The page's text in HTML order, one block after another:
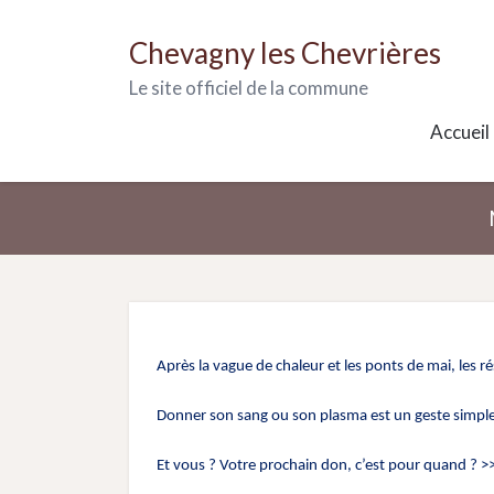
Chevagny les Chevrières
Le site officiel de la commune
Accueil
Après la vague de chaleur et les ponts de mai, les
Donner son sang ou son plasma est un geste
Et vous ? Votre prochain don, c’est pour quand ?